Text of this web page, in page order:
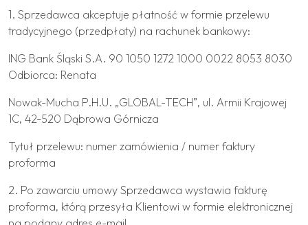
1. Sprzedawca akceptuje płatność w formie przelewu
tradycyjnego (przedpłaty) na rachunek bankowy:
ING Bank Śląski S.A. 90 1050 1272 1000 0022 8053 8030
Odbiorca: Renata
Nowak-Mucha P.H.U. „GLOBAL-TECH”, ul. Armii Krajowej
1C, 42-520 Dąbrowa Górnicza
Tytuł przelewu: numer zamówienia / numer faktury
proforma
2. Po zawarciu umowy Sprzedawca wystawia fakturę
proforma, którą przesyła Klientowi w formie elektronicznej